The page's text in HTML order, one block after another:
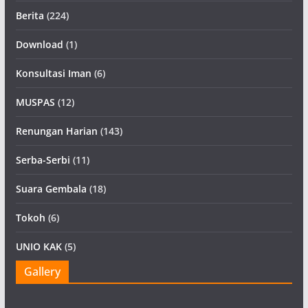
Berita (224)
Download (1)
Konsultasi Iman (6)
MUSPAS (12)
Renungan Harian (143)
Serba-Serbi (11)
Suara Gembala (18)
Tokoh (6)
UNIO KAK(5)
Gallery